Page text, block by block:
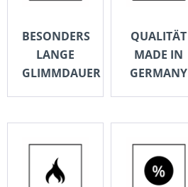
BESONDERS
LANGE
GLIMMDAUER
QUALITÄT
MADE IN
GERMANY